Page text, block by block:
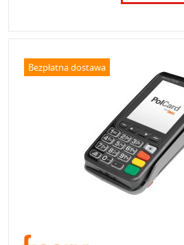
Bezpłatna dostawa